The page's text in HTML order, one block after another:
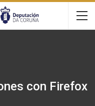
con Firefox